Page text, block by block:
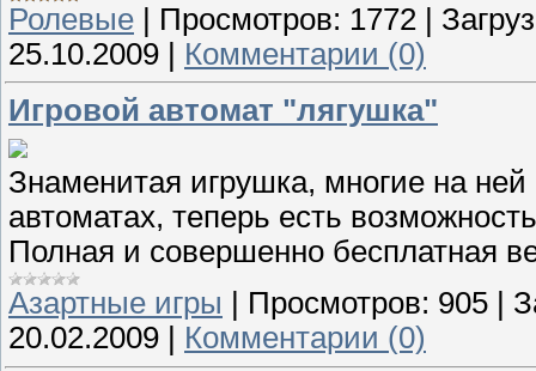
Ролевые | Просмотров: 1772 |
25.10.2009 | Комментарии (0)
Игровой автомат "лягушка"
Знаменитая игрушка, многие на
автоматах, теперь есть
Полная и совершенно бесплатная
Азартные игры
Просмотров: 905
20.02.2009
Комментарии (0)